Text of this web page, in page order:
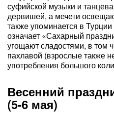
суфийской музыки и
дервишей, а мечети
также упоминается в
означает «Сахарный
угощают сладостями, в том
пахлавой (взрослые также
употребления большого
Весенний
(5-6 мая)